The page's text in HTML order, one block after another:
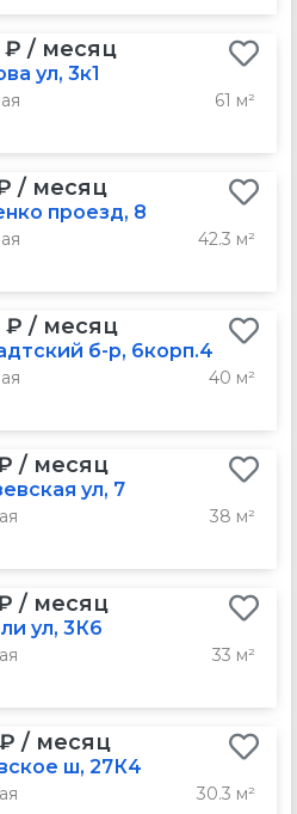
₽ / месяц
ул, 3к1
61 м²
/ месяц
проезд, 8
42.3 м²
₽ / месяц
б-р, 6корп.4
40 м²
/ месяц
ул, 7
38 м²
/ месяц
ул, 3К6
33 м²
/ месяц
ш, 27К4
30.3 м²